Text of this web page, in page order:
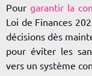
Pourgarantir la
Loi de Finances
décisions dès
pour éviter les
vers un système